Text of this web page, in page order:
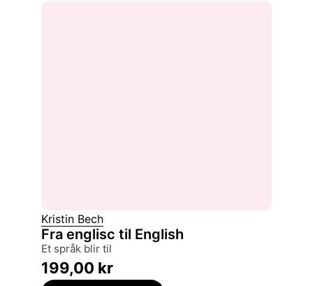
Kristin Bech
Fra englisc til English
et språk blir til
199,00 kr